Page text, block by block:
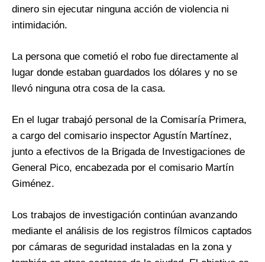
dinero sin ejecutar ninguna acción de violencia ni
intimidación.
La persona que cometió el robo fue directamente al
lugar donde estaban guardados los dólares y no se
llevó ninguna otra cosa de la casa.
En el lugar trabajó personal de la Comisaría Primera,
a cargo del comisario inspector Agustín Martínez,
junto a efectivos de la Brigada de Investigaciones de
General Pico, encabezada por el comisario Martín
Giménez.
Los trabajos de investigación continúan avanzando
mediante el análisis de los registros fílmicos captados
por cámaras de seguridad instaladas en la zona y